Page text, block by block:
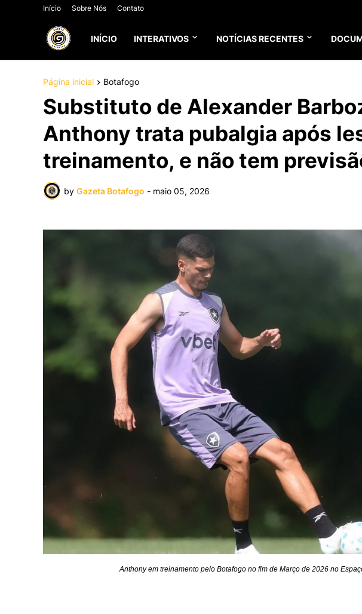
Início Sobre Nós Contato
INÍCIO INTERATIVOS NOTÍCIAS RECENTES
Página inicial Botafogo
Substituto de Alexander
Anthony trata pubalgia após
treinamento, e não tem
by Gazeta Botafogo - maio 05, 2026
Anthony em treinamento pelo Botafogo no fim de Março de 2026 no